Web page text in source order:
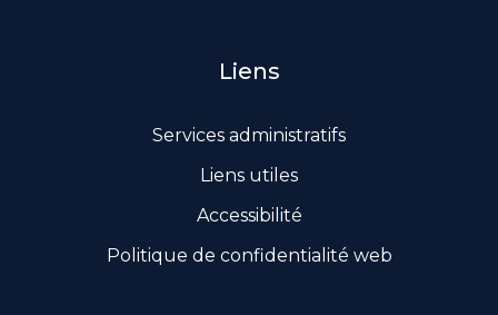
Liens
Services administratifs
Liens utiles
Accessibilité
Politique de confidentialité web